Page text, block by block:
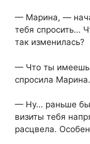
— Марина, —
тебя спросить…
так изменилась?
— Что ты имеешь
спросила Марина.
— Ну… раньше
визиты тебя
расцвела.